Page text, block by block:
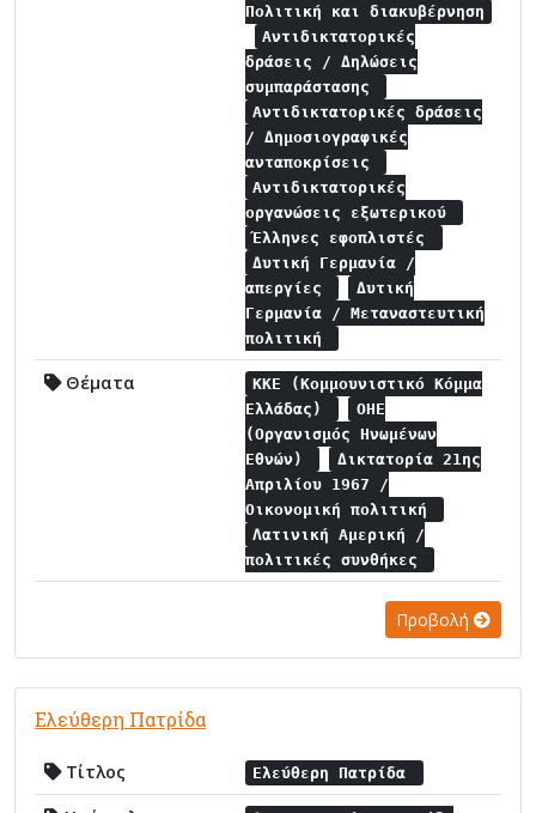
Πολιτική και διακυβέρνηση
Αντιδικτατορικές
δράσεις / Δηλώσεις
συμπαράστασης
Αντιδικτατορικές δράσεις
/ Δημοσιογραφικές
ανταποκρίσεις
Αντιδικτατορικές
οργανώσεις εξωτερικού
Έλληνες εφοπλιστές
Δυτική Γερμανία /
απεργίες
Δυτική
Γερμανία / Μεταναστευτική
πολιτική
Θέματα
ΚΚΕ (Κομμουνιστικό Κόμμα
Ελλάδας)
ΟΗΕ
(Οργανισμός Ηνωμένων
Εθνών)
Δικτατορία 21ης
Απριλίου 1967 /
Οικονομική πολιτική
Λατινική Αμερική /
πολιτικές συνθήκες
Προβολή
Ελεύθερη Πατρίδα
Τίτλος Ελεύθερη Πατρίδα